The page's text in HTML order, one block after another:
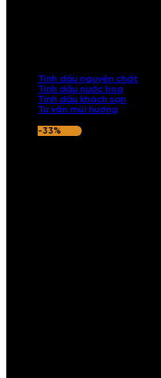
Tinh dầu nguyên chất
Tinh dầu nước hoa
Tinh dầu khách sạn
Tư vấn mùi hương
-33%